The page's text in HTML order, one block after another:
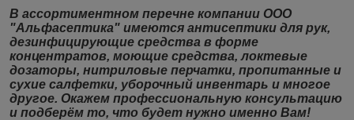
В ассортиментном перечне компании ООО
"Альфасептика" имеются антисептики для рук,
дезинфицирующие средства в форме
концентратов, моющие средства, локтевые
дозаторы, нитриловые перчатки, пропитанные и
сухие салфетки, уборочный инвентарь и многое
другое. Окажем профессиональную консультацию
и подберём то, что будет нужно именно Вам!